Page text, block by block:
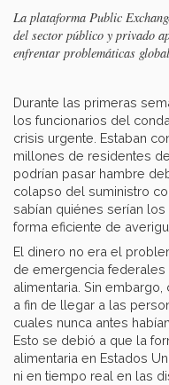
La plataforma Public
del sector público y privado
enfrentar problemáticas
Durante las primeras
los funcionarios del
crisis urgente. Estaban
millones de residentes
podrían pasar hambre
colapso del suministro
sabían quiénes serían
forma eficiente de
El dinero no era el
de emergencia
alimentaria. Sin
a fin de llegar a las
cuales nunca antes
Esto se debió a que la
alimentaria en Estados
ni en tiempo real en las